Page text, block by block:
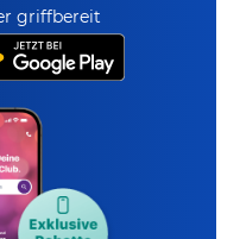
griffbereit